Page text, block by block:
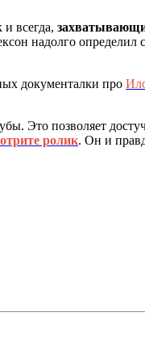
всегда,
надолго определил
документалки про
Это позволяет
ролик. Он и